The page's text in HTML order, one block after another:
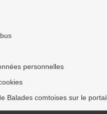
personnelles
Balades comtoises sur le